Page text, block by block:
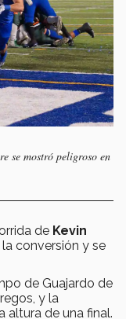
se mostró peligroso en
de Kevin
conversión y se
de Guajardo de
y la
altura de una final.